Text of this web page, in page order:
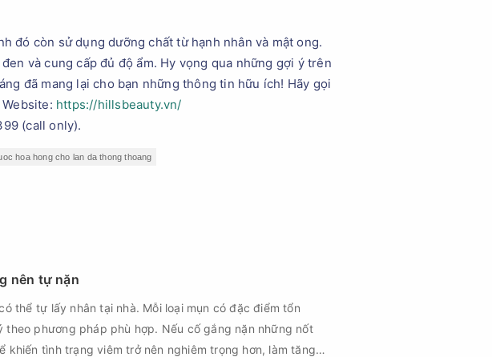
đó còn sử dụng dưỡng chất từ hạnh nhân và mật ong.
và cung cấp đủ độ ẩm. Hy vọng qua những gợi ý trên
đã mang lại cho bạn những thông tin hữu ích! Hãy gọi
https://hillsbeauty.vn/
(call only).
hoa hong cho lan da thong thoang
nên tự nặn
thể tự lấy nhân tại nhà. Mỗi loại mụn có đặc điểm tổn
phương pháp phù hợp. Nếu cố gắng nặn những nốt
khiến tình trạng viêm trở nên nghiêm trọng hơn, làm tăng